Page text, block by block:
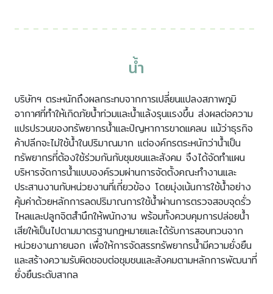
น้ำ
บริษัทฯ ตระหนักถึงผลกระทบจากการเปลี่ยนแปลงสภาพภูมิ
อากาศที่ทำให้เกิดภัยน้ำท่วมและน้ำแล้งรุนแรงขึ้น ส่งผลต่อความ
แปรปรวนของทรัพยากรน้ำและปัญหาการขาดแคลน แม้ว่าธุรกิจ
ค้าปลีกจะไม่ใช้น้ำในปริมาณมาก แต่องค์กรตระหนักว่าน้ำเป็น
ทรัพยากรที่ต้องใช้ร่วมกันกับชุมชนและสังคม จึงได้จัดทำแผน
บริหารจัดการน้ำแบบองค์รวมผ่านการจัดตั้งคณะทำงานและ
ประสานงานกับหน่วยงานที่เกี่ยวข้อง โดยมุ่งเน้นการใช้น้ำอย่าง
คุ้มค่าด้วยหลักการลดปริมาณการใช้น้ำผ่านการตรวจสอบจุดรั่ว
ไหลและปลูกจิตสำนึกให้พนักงาน พร้อมทั้งควบคุมการปล่อยน้ำ
เสียให้เป็นไปตามมาตรฐานกฎหมายและได้รับการสอบทวนจาก
หน่วยงานภายนอก เพื่อให้การจัดสรรทรัพยากรน้ำมีความยั่งยืน
และสร้างความรับผิดชอบต่อชุมชนและสังคมตามหลักการพัฒนาที่
ยั่งยืนระดับสากล